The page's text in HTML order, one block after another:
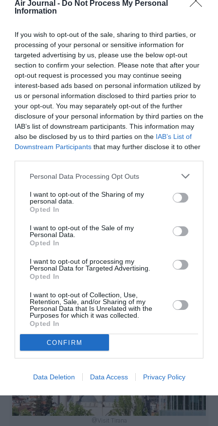
Air Journal - Do Not Process My Personal
Information
If you wish to opt-out of the sale, sharing to third parties, or
processing of your personal or sensitive information for
targeted advertising by us, please use the below opt-out
section to confirm your selection. Please note that after your
opt-out request is processed you may continue seeing
interest-based ads based on personal information utilized by
us or personal information disclosed to third parties prior to
your opt-out. You may separately opt-out of the further
disclosure of your personal information by third parties on the
IAB’s list of downstream participants. This information may
also be disclosed by us to third parties on the IAB’s List of
Downstream Participants that may further disclose it to other
Personal Data Processing Opt Outs
I want to opt-out of the Sharing of my
personal data.
Opted In
I want to opt-out of the Sale of my
Personal Data.
Opted In
I want to opt-out of processing my
Personal Data for Targeted Advertising.
Opted In
I want to opt-out of Collection, Use,
Retention, Sale, and/or Sharing of my
Personal Data that Is Unrelated with the
Purposes for which it was collected.
Opted In
CONFIRM
Data Deletion Data Access Privacy Policy
avec une chute de 12,4% du nombre de dossiers et le
souffrent pleinement du contexte international, malgré un
positionnement haut de gamme qui maintient un panier
moyen élevé
», observe le baromètre.
Villes les plus réservées : Paris résiste, Tirana explose
Le classement des dix villes les plus réservées pour les
départs de l’été 2026 confirme l’attrait des Français pour
les destinations soleil. Paris conserve sa première place,
avec une stabilité quasi parfaite (+0,1%).
La Grèce reste bien présente, malgré le recul marqué
et Tunis (-7,4%), toutes deux en baisse. À l’inverse,
dans le Top 10 : Palma de Majorque (+0,7%), Tenerife
(+17,6%) et Minorque (+0,8%). Tirana, en Albanie, signe
illustrant le report vers des destinations
méditerranéennes alternatives.
Ce classement confirme l’intérêt marqué des Français pour
les destinations méditerranéennes, malgré un contexte
global de ralentissement des réservations
l’Observatoire des vacances des Français EDV/Orchestra.
@Visit Tirana